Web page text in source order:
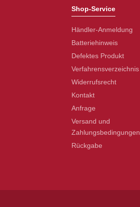
Shop-Service
Händler-Anmeldung
Batteriehinweis
Defektes Produkt
Verfahrensverzeichnis
Widerrufsrecht
Kontakt
Anfrage
Versand und
Zahlungsbedingungen
Rückgabe